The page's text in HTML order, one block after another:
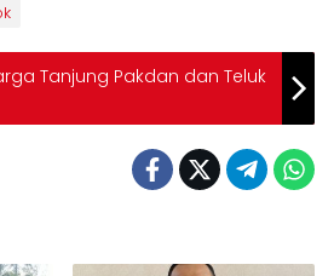
Tanjung Pakdan dan Teluk